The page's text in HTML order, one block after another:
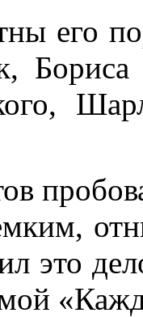
его
Бориса
это